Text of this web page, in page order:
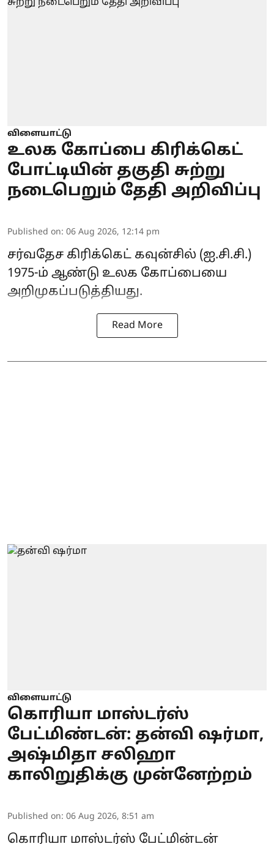
விளையாட்டு
உலக கோப்பை கிரிக்கெட்
போட்டியின் தகுதி சுற்று
நடைபெறும் தேதி அறிவிப்பு
Published on: 06 Aug 2026, 12:14 pm
சர்வதேச கிரிக்கெட் கவுன்சில் (ஐ.சி.சி.)
1975-ம் ஆண்டு உலக கோப்பையை
அறிமுகப்படுத்தியது.
Read More
விளையாட்டு
கொரியா மாஸ்டர்ஸ்
பேட்மிண்டன்: தன்வி ஷர்மா,
அஷ்மிதா சலிஹா
காலிறுதிக்கு முன்னேற்றம்
Published on: 06 Aug 2026, 8:51 am
கொரியா மாஸ்டர்ஸ் பேட்மின்டன்